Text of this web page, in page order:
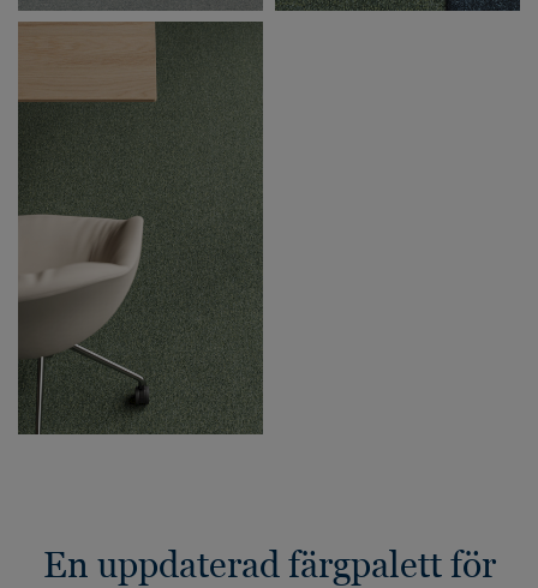
En uppdaterad färgpalett för